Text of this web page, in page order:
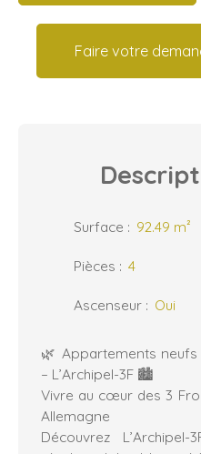
Faire votre
Surface : 92.49 m²
Pièces : 4
Ascenseur : Oui
🌿 Appartements neufs
– L’Archipel-3F 🏙️
Vivre au cœur des 3
Allemagne
Découvrez